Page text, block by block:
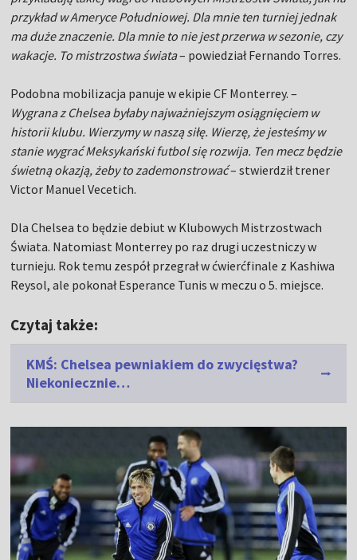
przykład w Ameryce Południowej. Dla mnie ten turniej jednak
ma duże znaczenie. Dla mnie to nie jest przerwa w sezonie, czy
wakacje. To mistrzostwa świata– powiedział Fernando Torres.
Podobna mobilizacja panuje w ekipie CF Monterrey. –
Wygrana z Chelsea byłaby najważniejszym osiągnięciem w
historii klubu. Wierzymy w naszą siłę. Wierzę, że jesteśmy w
stanie wygrać Meksykański futbol się rozwija. Ten mecz będzie
świetną okazją, żeby to zademonstrować– stwierdził trener
Victor Manuel Vecetich.
Dla Chelsea to będzie debiut w Klubowych Mistrzostwach
Świata. Natomiast Monterrey po raz drugi uczestniczy w
turnieju. Rok temu zespół przegrał w ćwierćfinale z Kashiwa
Reysol, ale pokonał Esperance Tunis w meczu o 5. miejsce.
Czytaj także:
KMŚ: Chelsea pewniakiem do zwycięstwa?
Niekoniecznie…